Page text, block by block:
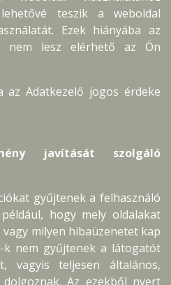
teszik a weboldal
Ezek hiányába az
nem lesz elérhető az Ön
az Adatkezelő jogos érdeke
javítását szolgáló
gyűjtenek a felhasználó
hogy mely oldalakat
milyen hibaüzenetet kap
nem gyűjtenek a látogatót
vagyis teljesen általános,
Az ezekből nyert